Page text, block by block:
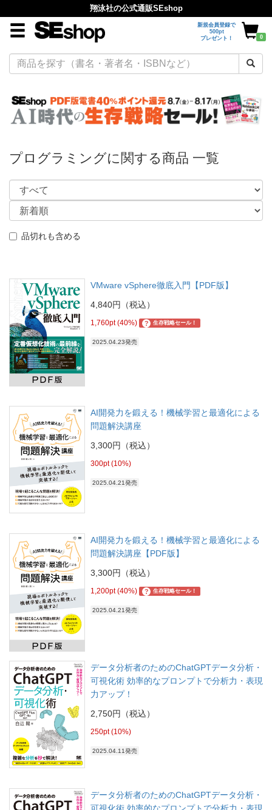
翔泳社の公式通販SEshop
新規会員登録で
500pt
プレゼント！
0
プログラミングに関する商品 一覧
品切れも含める
VMware vSphere徹底入門【PDF版】
4,840円（税込）
1,760pt (40%) ? 生存戦略セール！
2025.04.23発売
AI開発力を鍛える！機械学習と最適化による
問題解決講座
3,300円（税込）
300pt (10%)
2025.04.21発売
AI開発力を鍛える！機械学習と最適化による
問題解決講座【PDF版】
3,300円（税込）
1,200pt (40%) ? 生存戦略セール！
2025.04.21発売
データ分析者のためのChatGPTデータ分析・
可視化術 効率的なプロンプトで分析力・表現
力アップ！
2,750円（税込）
250pt (10%)
2025.04.11発売
データ分析者のためのChatGPTデータ分析・
可視化術 効率的なプロンプトで分析力・表現